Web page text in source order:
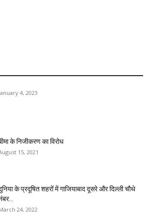
4, 2023
के निजीकरण का विरोध
15, 2021
के प्रदूषित शहरों में गाजियाबाद दूसरे और दिल्ली चौथे
24, 2022